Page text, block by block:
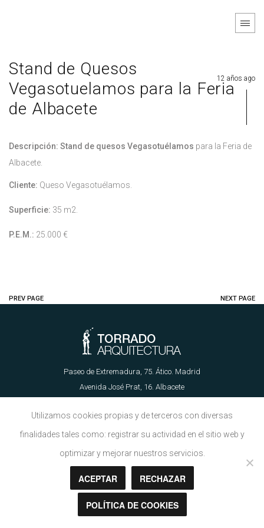
Stand de Quesos
Vegasotuelamos para la Feria
de Albacete
12 años ago
Descripción: Stand de quesos Vegasotuélamos para la Feria de
Albacete.
Cliente: Queso Vegasotuélamos.
Superficie: 35 m2.
P.E.M.: 25.000 €
PREV PAGE NEXT PAGE
Paseo de Extremadura, 75. Ático. Madrid
Avenida José Prat, 16. Albacete
Utilizamos cookies propias y de terceros con diversas
finalidades tales como: registrar su actividad en el sitio web y
optimizar y mejorar nuestros servicios.
ACEPTAR RECHAZAR
POLÍTICA DE COOKIES